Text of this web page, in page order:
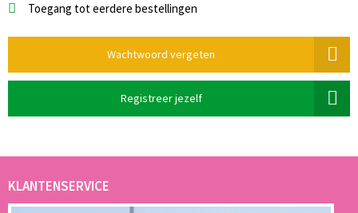
Toegang tot eerdere bestellingen
Wachtwoord vergeten
Registreer jezelf
KLANTENSERVICE